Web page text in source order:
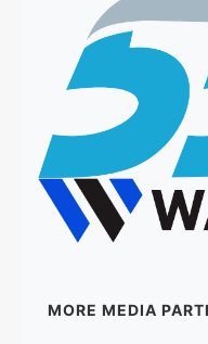
MORE MEDIA